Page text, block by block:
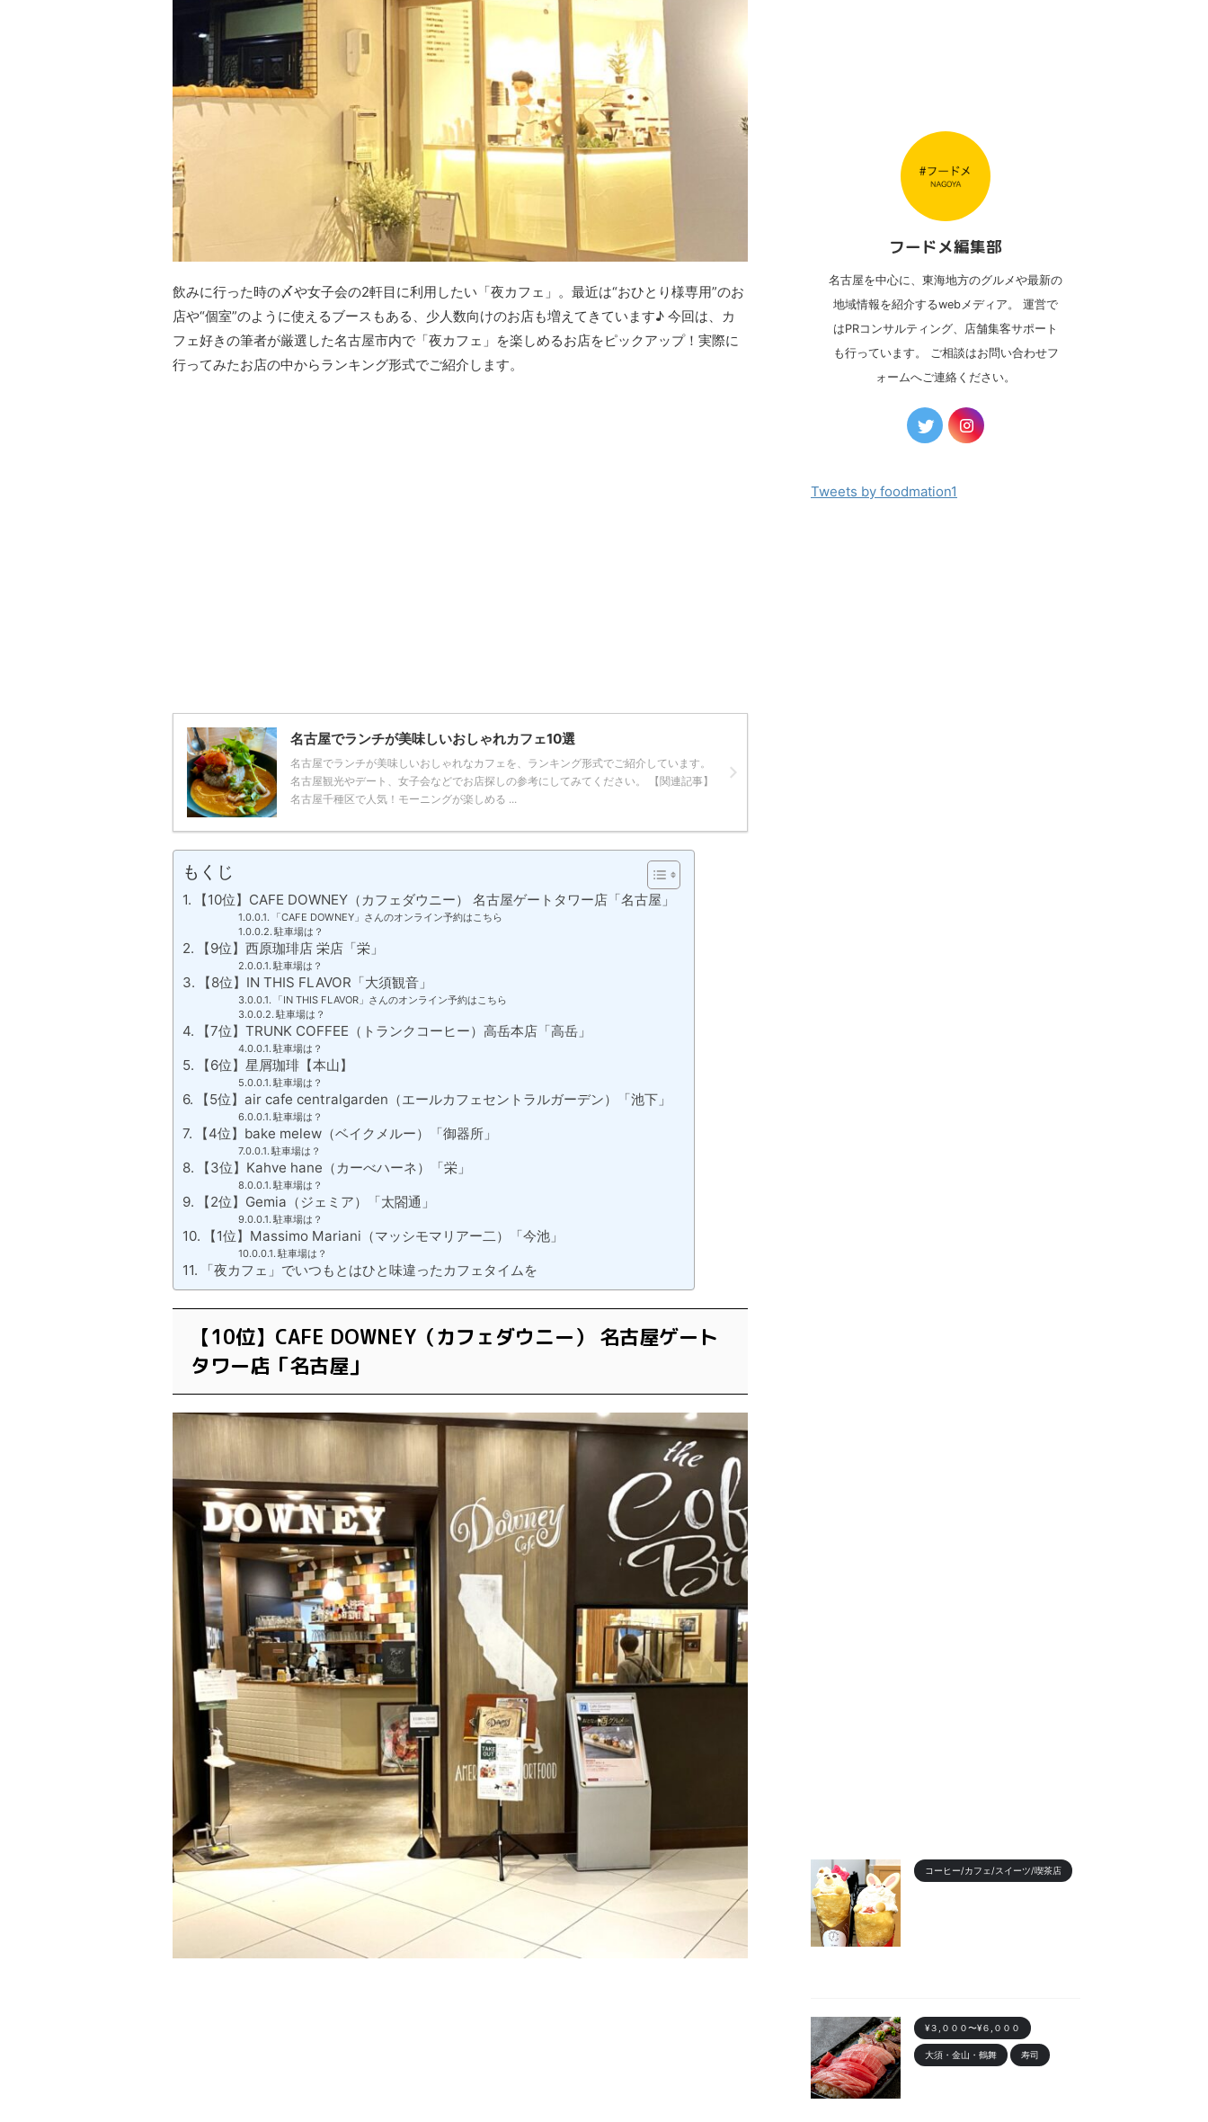
飲みに行った時の〆や女子会の2軒目に利用したい「夜カフェ」。最近は“おひとり様専用”のお
店や“個室”のように使えるブースもある、少人数向けのお店も増えてきています♪ 今回は、カ
フェ好きの筆者が厳選した名古屋市内で「夜カフェ」を楽しめるお店をピックアップ！実際に
行ってみたお店の中からランキング形式でご紹介します。
名古屋でランチが美味しいおしゃれカフェ10選
名古屋でランチが美味しいおしゃれなカフェを、ランキング形式でご紹介しています。
名古屋観光やデート、女子会などでお店探しの参考にしてみてください。 【関連記事】
名古屋千種区で人気！モーニングが楽しめる ...
もくじ
【10位】CAFE DOWNEY（カフェダウニー） 名古屋ゲートタワー店「名古屋」
「CAFE DOWNEY」さんのオンライン予約はこちら
駐車場は？
【9位】西原珈琲店 栄店「栄」
駐車場は？
【8位】IN THIS FLAVOR「大須観音」
「IN THIS FLAVOR」さんのオンライン予約はこちら
駐車場は？
【7位】TRUNK COFFEE（トランクコーヒー）高岳本店「高岳」
駐車場は？
【6位】星屑珈琲【本山】
駐車場は？
【5位】air cafe centralgarden（エールカフェセントラルガーデン）「池下」
駐車場は？
【4位】bake melew（ベイクメルー）「御器所」
駐車場は？
【3位】Kahve hane（カーべハーネ）「栄」
駐車場は？
【2位】Gemia（ジェミア）「太閤通」
駐車場は？
【1位】Massimo Mariani（マッシモマリアー二）「今池」
駐車場は？
「夜カフェ」でいつもとはひと味違ったカフェタイムを
【10位】CAFE DOWNEY（カフェダウニー） 名古屋ゲート
タワー店「名古屋」
フードメ編集部
名古屋を中心に、東海地方のグルメや最新の
地域情報を紹介するwebメディア。 運営で
はPRコンサルティング、店舗集客サポート
も行っています。 ご相談はお問い合わせフ
ォームへご連絡ください。
Tweets by foodmation1
コーヒー/カフェ/スイーツ/喫茶店
¥３,０００〜¥６,０００
大須・金山・鶴舞 寿司